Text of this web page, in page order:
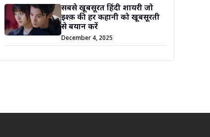
सबसे खूबसूरत हिंदी शायरी जो
इश्क़ की हर कहानी को खूबसूरती
से बयान करें
December 4, 2025